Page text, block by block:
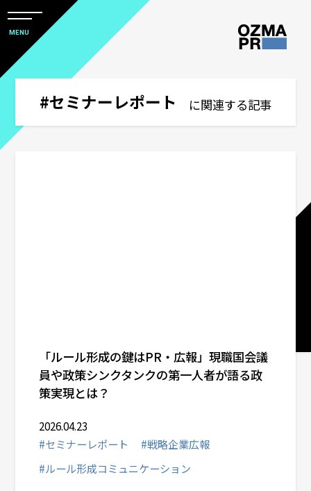
本
文
へ
会
社
メ
ニ
ュ
ー
開
MENU
#セミナーレポート に関連する記事
「ルール形成の鍵はPR・広報」現職国会議
員や政策シンクタンクの第一人者が語る政
策実現とは？
2026.04.23
#セミナーレポート
#戦略企業広報
#ルール形成コミュニケーション
すべて
社会デザイン発想
業種から選ぶ